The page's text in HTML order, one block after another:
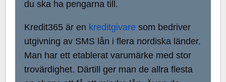
du ska ha pengarna till.
Kredit365 är en kreditgivare som bedriver
utgivning av SMS lån i flera nordiska länder.
Man har ett etablerat varumärke med stor
trovärdighet. Därtill ger man de allra flesta